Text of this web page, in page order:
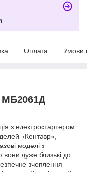
Оплата Умови
МБ2061Д
з електростартером
«Кентавр»,
моделі з
вони дуже близькі до
зчеплення